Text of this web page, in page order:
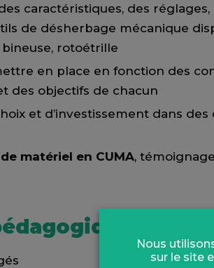
caractéristiques, des
de désherbage mécanique
rotoétrille
en place en fonction des
des objectifs de chacun
et d’investissement dans
matériel en CUMA,
Nous
sur le site